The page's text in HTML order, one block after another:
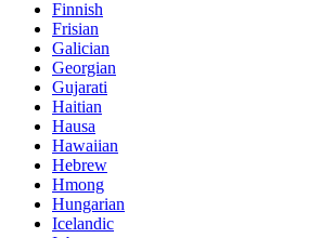
Finnish
Frisian
Galician
Georgian
Gujarati
Haitian
Hausa
Hawaiian
Hebrew
Hmong
Hungarian
Icelandic